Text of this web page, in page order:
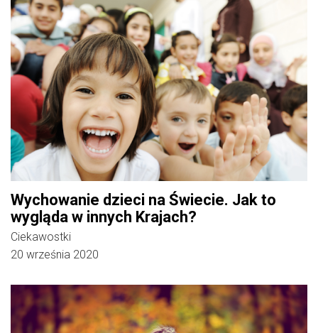
Wychowanie dzieci na Świecie. Jak to
wygląda w innych Krajach?
Ciekawostki
20 września 2020